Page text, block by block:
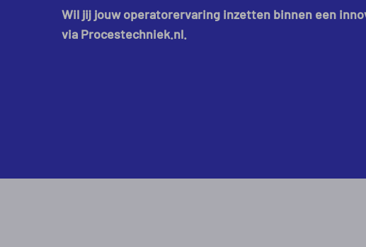
Wil jij jouw operatorervaring inzetten binnen een
via Procestechniek.nl.